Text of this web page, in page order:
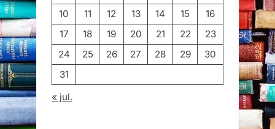
10
11 12 13 14 15
16
17
18 19 20 21 22
23
24
25 26 27 28 29
30
31
« jul.